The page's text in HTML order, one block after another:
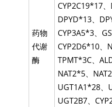
药物
代谢
酶
CYP2C19*17、
DPYD*13、
CYP3A5*3、
CYP2D6*10、
TPMT*3C、
NAT2*5、
UGT1A1*28、
UGT2B7、